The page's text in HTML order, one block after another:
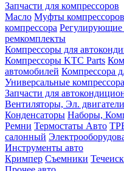
Запчасти для компрессоров
Масло Муфты компрессоров
компрессора Регулирующие
ремкомплекты
Компрессоры для
Компрессоры KTC Parts
автомобилей Компрессора
Универсальные компрессора
Запчасти для
Вентиляторы, Эл. двигатели
Конденсаторы Наборы,
Ремни Термостаты Авто
салонный
Инструменты авто
Кримпер Съемники